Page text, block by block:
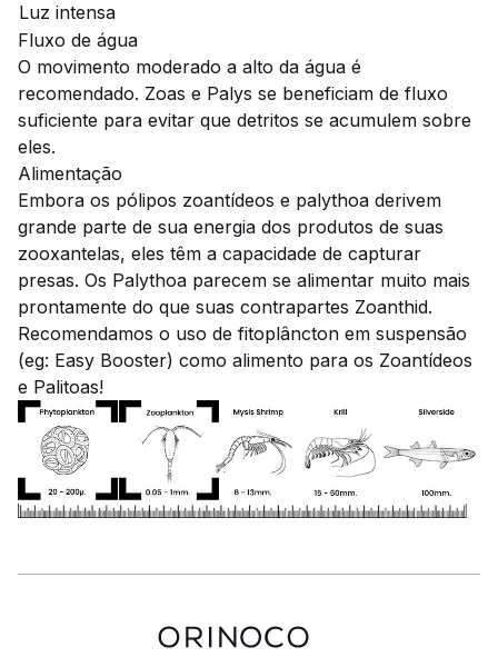
Luz intensa
Fluxo de água
O movimento moderado a alto da água é
recomendado. Zoas e Palys se beneficiam de fluxo
suficiente para evitar que detritos se acumulem sobre
eles.
Alimentação
Embora os pólipos zoantídeos e palythoa derivem
grande parte de sua energia dos produtos de suas
zooxantelas, eles têm a capacidade de capturar
presas. Os Palythoa parecem se alimentar muito mais
prontamente do que suas contrapartes Zoanthid.
Recomendamos o uso de fitoplâncton em suspensão
(eg: Easy Booster) como alimento para os Zoantídeos
e Palitoas!